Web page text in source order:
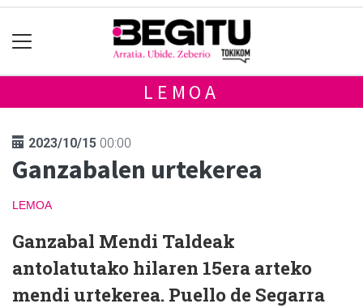
LEMOA
2023/10/15 00:00
Ganzabalen urtekerea
LEMOA
Ganzabal Mendi Taldeak
antolatutako hilaren 15era arteko
mendi urtekerea. Puello de Segarra